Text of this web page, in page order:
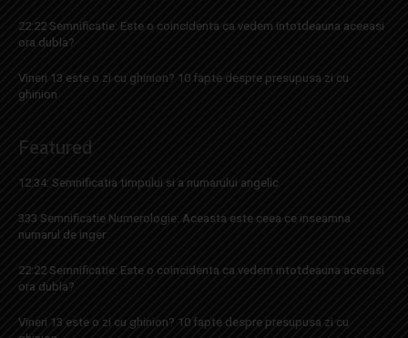
22:22 Semnificatie: Este o coincidenta ca vedem intotdeauna aceeasi
ora dubla?
Vineri 13 este o zi cu ghinion? 10 fapte despre presupusa zi cu
ghinion
Featured
12:34: Semnificatia timpului si a numarului angelic
333 Semnificatie Numerologie: Aceasta este ceea ce inseamna
numarul de inger
22:22 Semnificatie: Este o coincidenta ca vedem intotdeauna aceeasi
ora dubla?
Vineri 13 este o zi cu ghinion? 10 fapte despre presupusa zi cu